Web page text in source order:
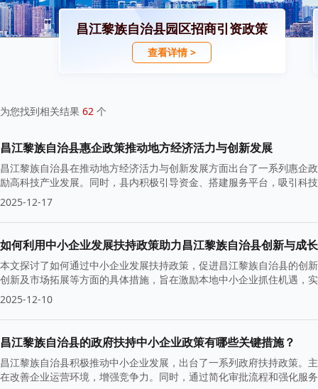
昌江黎族自治县园区招商引资政策
查看详情 >
为您找到相关结果 62 个
昌江黎族自治县惠企政策推动地方经济活力与创新发展
昌江黎族自治县在推动地方经济活力与创新发展方面出台了一系列惠企
励高科技产业发展。同时，县内积极引导资金、搭建服务平台，吸引科
础。
2025-12-17
如何利用中小企业发展扶持政策助力昌江黎族自治县创新与成
本文探讨了如何通过中小企业发展扶持政策，促进昌江黎族自治县的创
创新及市场拓展等方面的具体措施，旨在激励本地中小企业抓住机遇，
2025-12-10
昌江黎族自治县的政府扶持中小企业政策有哪些关键措施？
昌江黎族自治县积极推动中小企业发展，出台了一系列政府扶持政策。
在改善企业运营环境，增强竞争力。同时，通过简化审批流程和强化服